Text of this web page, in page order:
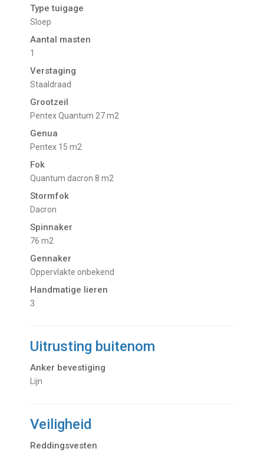
Type tuigage
Sloep
Aantal masten
1
Verstaging
Staaldraad
Grootzeil
Pentex Quantum 27 m2
Genua
Pentex 15 m2
Fok
Quantum dacron 8 m2
Stormfok
dacron
Spinnaker
76 m2
Gennaker
oppervlakte onbekend
Handmatige lieren
3
Uitrusting buitenom
Anker bevestiging
Lijn
Veiligheid
Reddingsvesten